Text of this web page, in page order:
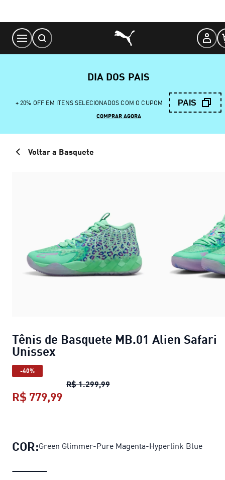
Content
DIA DOS PAIS
+ 20% OFF EM ITENS SELECIONADOS COM O CUPOM PAIS
COMPRAR AGORA
Voltar a Basquete
Tênis de Basquete MB.01 Alien Safari
Unissex
-40%
R$ 1.299,99Tênis de Basquete MB.01
R$ 779,99
COR:Green Glimmer-Pure Magenta-Hyperlink Blue